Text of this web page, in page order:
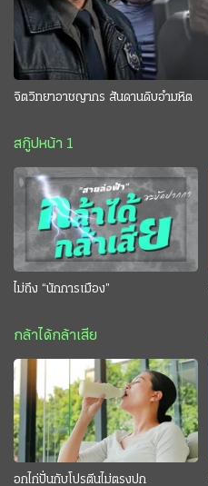
จิตวิทยาอาชญากร สันดานดิบอำมหิต
สกู๊ปหน้า 1
ไม่ถึง “นักการเมือง”
กล้าได้กล้าเสีย
อกไก่ปั่นกับโปรตีนไม่ตรงปก